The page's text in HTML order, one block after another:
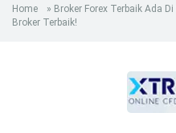
Home » Broker Forex Terbaik Ada Di
Broker Terbaik!